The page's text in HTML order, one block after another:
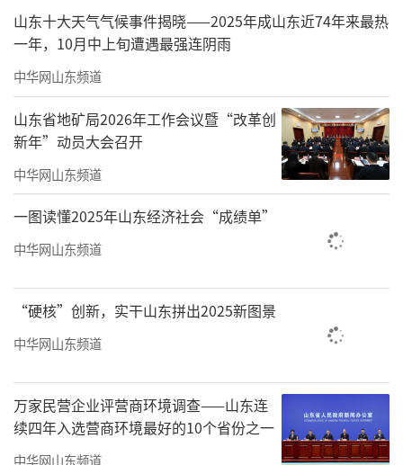
2011年版《住宅设计规范》明确“住宅层
高宜为2.80米”“卧室、起居室(厅)的室内净高
不应低于2．40米”。然而，经过十几年的发
展，这两项标准已无法满足人民群众对于改善
居住条件的新期待。
一方面，随着生活水平和营养状况的提
升，中国人平均身高增长，对层高的要求相应
提高；另一方面，采光、通风等住宅性能指标
层高的增加，看似简单的数字变化，实则
关乎人民群众的居住获得感、幸福感。
层高的增加，不仅为扩大窗户面积，改善
室内通风和采光、降低潮湿和霉变风险提供了
可能，还为增加楼板构件厚度、加装隔声板提
山东十大天气气候事件揭晓——2025年成山东近74年来最热
一年，10月中上旬遭遇最强连阴雨
中华网山东频道
山东省地矿局2026年工作会议暨“改革创
新年”动员大会召开
中华网山东频道
一图读懂2025年山东经济社会“成绩单”
中华网山东频道
“硬核”创新，实干山东拼出2025新图景
中华网山东频道
万家民营企业评营商环境调查——山东连
续四年入选营商环境最好的10个省份之一
中华网山东频道